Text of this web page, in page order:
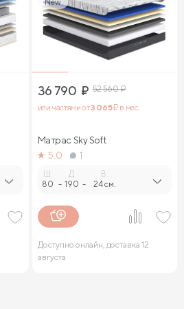
36 790 ₽ 52 560₽
или частями от3 065₽ в мес.
Матрас Sky Soft
5.0
1
Ш.
80 -
Д.
190 -
В.
24 см.
Доступно онлайн, доставка 12
августа